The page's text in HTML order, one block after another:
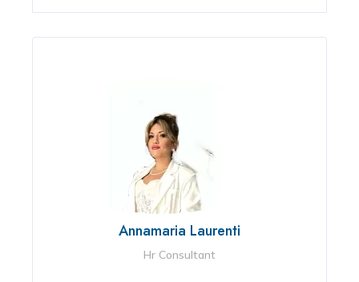
Annamaria Laurenti
Hr Consultant